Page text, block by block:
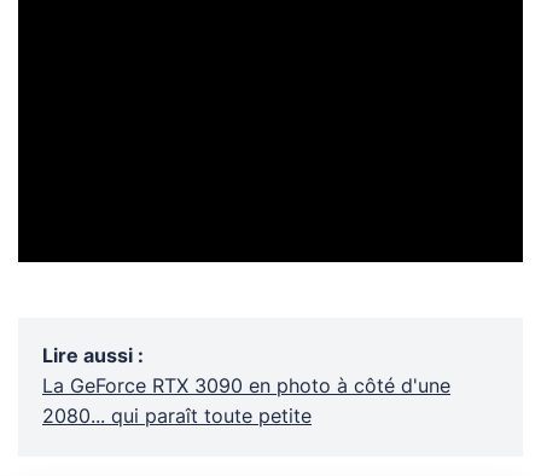
Lire aussi :
La GeForce RTX 3090 en photo à côté d'une
2080... qui paraît toute petite